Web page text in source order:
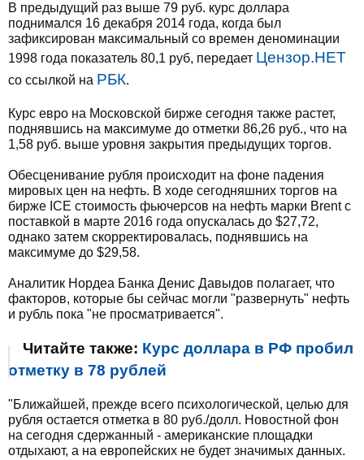
В предыдущий раз выше 79 руб. курс доллара
поднимался 16 декабря 2014 года, когда был
зафиксирован максимальный со времен деноминации
1998 года показатель 80,1 руб, передает Цензор.НЕТ
со ссылкой на РБК.
Курс евро на Московской бирже сегодня также растет,
поднявшись на максимуме до отметки 86,26 руб., что на
1,58 руб. выше уровня закрытия предыдущих торгов.
Обесценивание рубля происходит на фоне падения
мировых цен на нефть. В ходе сегодняшних торгов на
бирже ICE стоимость фьючерсов на нефть марки Brent с
поставкой в марте 2016 года опускалась до $27,72,
однако затем скорректировалась, поднявшись на
максимуме до $29,58.
Аналитик Нордеа Банка Денис Давыдов полагает, что
факторов, которые бы сейчас могли "развернуть" нефть
и рубль пока "не просматривается".
Читайте также: Курс доллара в РФ пробил
отметку в 78 рублей
"Ближайшей, прежде всего психологической, целью для
рубля остается отметка в 80 руб./долл. Новостной фон
на сегодня сдержанный - американские площадки
отдыхают, а на европейских не будет значимых данных.